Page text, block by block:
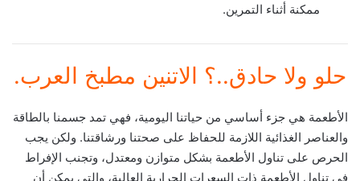
ممكنة أثناء التمرين.
حلو ولا حادق..؟ الاتنين مطبخ العرب.
الأطعمة هي جزء أساسي من حياتنا اليومية، فهي تمد جسمنا بالطاقة
والعناصر الغذائية اللازمة للحفاظ على صحتنا ورشاقتنا. ولكن يجب
الحرص على تناول الأطعمة بشكل متوازن ومعتدل، وتجنب الإفراط
في تناول الأطعمة ذات السعرات الحرارية العالية، والتي يمكن أن